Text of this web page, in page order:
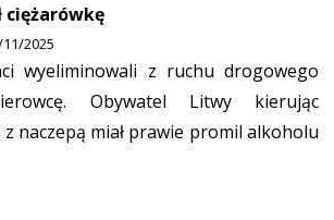
ciężarówkę
2025
wyeliminowali z ruchu drogowego
Obywatel Litwy kierując
naczepą miał prawie promil alkoholu